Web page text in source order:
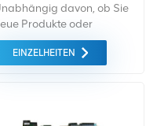
davon, ob Sie
Produkte oder
Produkte
benötigen, ist eine
Standard. Wir kaufen nur
Markt von höchster Qualität
EINZELHEITEN